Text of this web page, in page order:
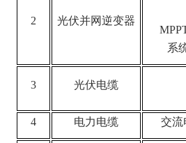
2 光伏并网逆变器
系
3 光伏电缆
4 电力电缆 交流